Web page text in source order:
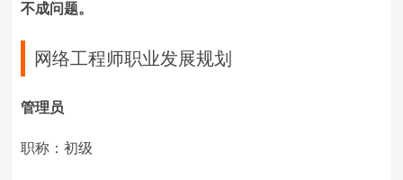
不成问题。
网络工程师职业发展规划
管理员
职称：初级